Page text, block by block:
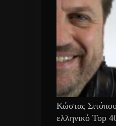
Κώστας
ελληνικό Top